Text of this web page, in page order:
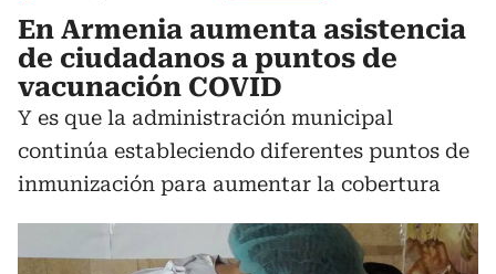
En Armenia aumenta asistencia
de ciudadanos a puntos de
vacunación COVID
Y es que la administración municipal
continúa estableciendo diferentes puntos de
inmunización para aumentar la cobertura